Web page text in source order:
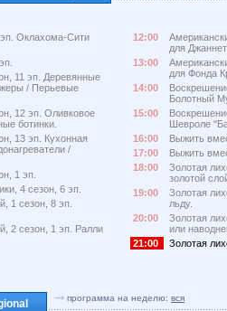
эп. Оклахома-Сити
11 эп. Деревянные
/ Перьевые
12 эп. Оливковое
ботинки.
13 эп. Кухонная
/
1 эп.
4 сезон, 6 эп.
1 сезон, 8 эп.
2 сезон, 1 эп. Ралли
12:00
для
13:00
для Фонда
14:00
Болотный
15:00
Шевроле
16:00
Выжить
17:00
Выжить
18:00
Золотая
золотой
19:00
Золотая
льду.
20:00
Золотая
или
21:00
Золотая
программа на неделю: вся